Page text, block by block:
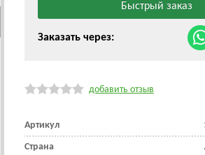
Заказать через:
добавить отзыв
Артикул
Страна